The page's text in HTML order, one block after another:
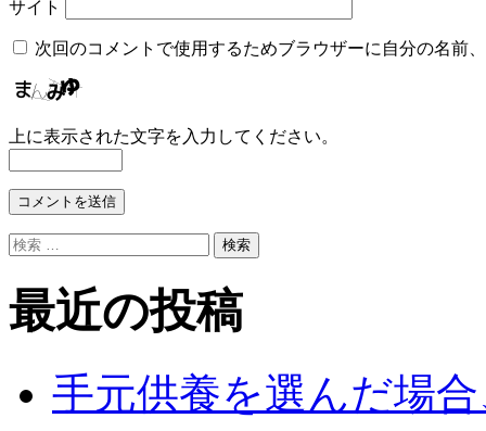
サイト
次回のコメントで使用するためブラウザーに自分の名前
上に表示された文字を入力してください。
検
対
象:
最近の投稿
手元供養を選んだ場